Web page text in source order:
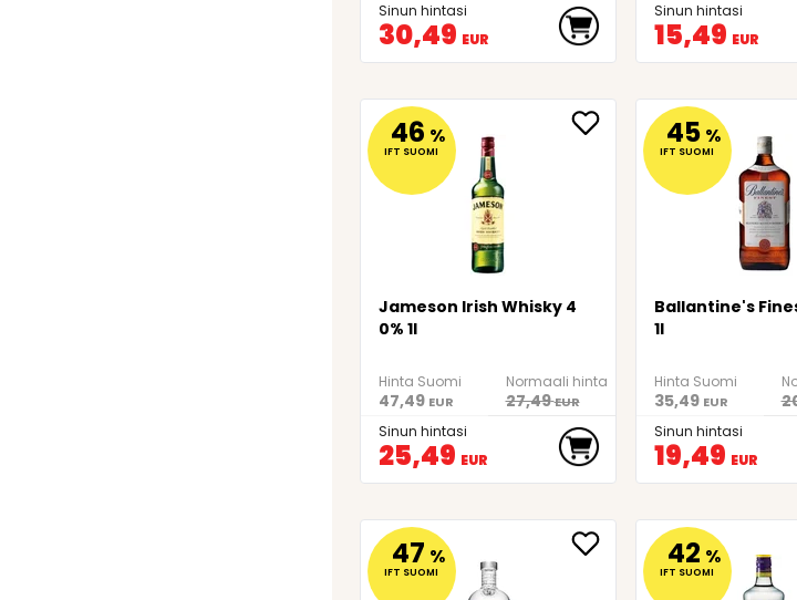
Sinun hintasi
30,49 EUR
Sinun hintasi
15,49 EUR
46 %
IFT SUOMI
Jameson Irish Whisky 4
0% 1l
Hinta Suomi
47,49 EUR
Normaali hinta
27,49EUR
Sinun hintasi
25,49 EUR
45 %
IFT SUOMI
Ballantine's
1l
Hinta Suomi
35,49 EUR
Sinun hintasi
19,49 EUR
47 %
IFT SUOMI
42 %
IFT SUOMI